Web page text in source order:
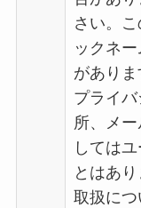
さい。
ックネ
があり
プライ
所、メ
しては
とはあ
取扱につ